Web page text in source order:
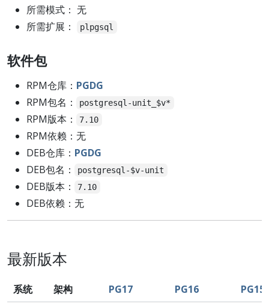
所需模式： 无
所需扩展：
plpgsql
软件包
RPM仓库： PGDG
RPM包名：
postgresql-unit_$v*
RPM版本： 7.10
RPM依赖：无
DEB仓库： PGDG
DEB包名：
postgresql-$v-unit
DEB版本： 7.10
DEB依赖：无
最新版本
系统 架构 PG17 PG16 PG15